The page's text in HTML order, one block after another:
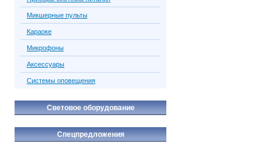
Микшерные пульты
Караоке
Микрофоны
Аксессуары
Системы оповещения
Световое оборудование
Спецпредложения